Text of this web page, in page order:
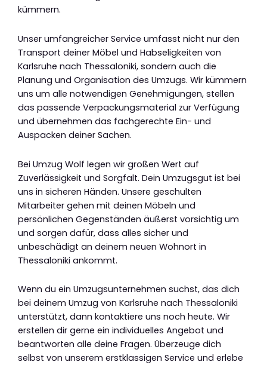
kümmern.
Unser umfangreicher Service umfasst nicht nur den
Transport deiner Möbel und Habseligkeiten von
Karlsruhe nach Thessaloniki, sondern auch die
Planung und Organisation des Umzugs. Wir kümmern
uns um alle notwendigen Genehmigungen, stellen
das passende Verpackungsmaterial zur Verfügung
und übernehmen das fachgerechte Ein- und
Auspacken deiner Sachen.
Bei Umzug Wolf legen wir großen Wert auf
Zuverlässigkeit und Sorgfalt. Dein Umzugsgut ist bei
uns in sicheren Händen. Unsere geschulten
Mitarbeiter gehen mit deinen Möbeln und
persönlichen Gegenständen äußerst vorsichtig um
und sorgen dafür, dass alles sicher und
unbeschädigt an deinem neuen Wohnort in
Thessaloniki ankommt.
Wenn du ein Umzugsunternehmen suchst, das dich
bei deinem Umzug von Karlsruhe nach Thessaloniki
unterstützt, dann kontaktiere uns noch heute. Wir
erstellen dir gerne ein individuelles Angebot und
beantworten alle deine Fragen. Überzeuge dich
selbst von unserem erstklassigen Service und erlebe